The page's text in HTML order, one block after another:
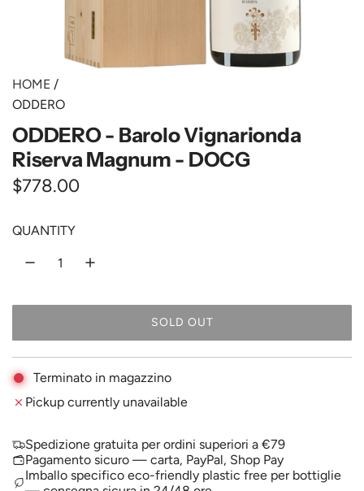
HOME /
ODDERO
ODDERO - Barolo Vignarionda
Riserva Magnum - DOCG
R
g
r
p
r
i
c
$778.00
QUANTITY
SOLD OUT
L
I
G
.
Terminato in magazzino
Pickup currently unavailable
Spedizione gratuita per ordini superiori a €79
Pagamento sicuro — carta, PayPal, Shop Pay
Imballo specifico eco-friendly plastic free per bottiglie